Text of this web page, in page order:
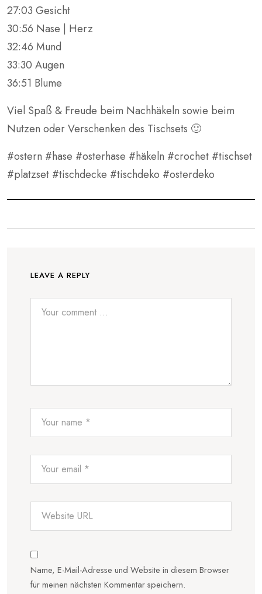
27:03 Gesicht
30:56 Nase | Herz
32:46 Mund
33:30 Augen
36:51 Blume
Viel Spaß & Freude beim Nachhäkeln sowie beim
Nutzen oder Verschenken des Tischsets 🙂
#ostern #hase #osterhase #häkeln #crochet #tischset
#platzset #tischdecke #tischdeko #osterdeko
LEAVE A REPLY
Name, E-Mail-Adresse und Website in diesem Browser
für meinen nächsten Kommentar speichern.